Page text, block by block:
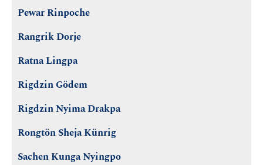
Pewar Rinpoche
Rangrik Dorje
Ratna Lingpa
Rigdzin Gödem
Rigdzin Nyima Drakpa
Rongtön Sheja Künrig
Sachen Kunga Nyingpo